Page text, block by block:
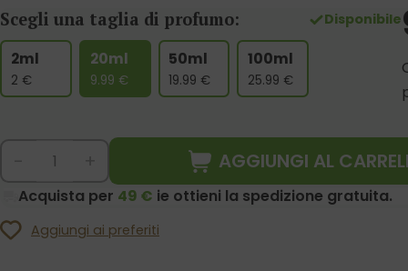
Scegli una taglia di profumo:
2ml
2 €
20ml
9.99 €
50ml
19.99 €
100ml
25.99 €
Disponibile
AGGIUNGI AL
Acquista per 49 € ie ottieni la spedizione gratuita.
Aggiungi ai preferiti